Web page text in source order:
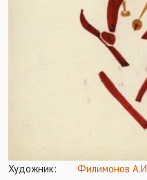
Художник:
Филимонов А.И